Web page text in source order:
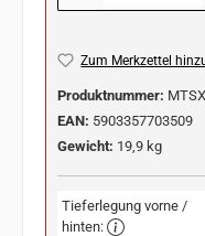
Zum Merkzettel
Produktnummer:
EAN: 5903357703509
Gewicht: 19,9 kg
Tieferlegung vorne /
hinten: